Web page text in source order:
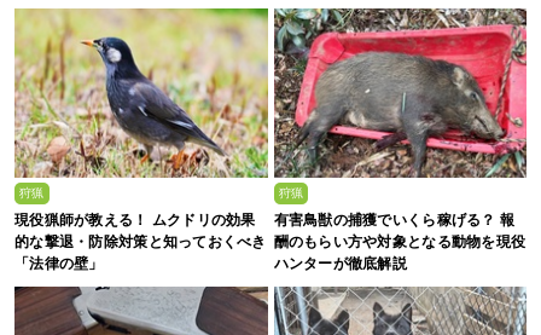
狩猟
現役猟師が教える！ ムクドリの効果
的な撃退・防除対策と知っておくべき
「法律の壁」
狩猟
有害鳥獣の捕獲でいくら稼げる？ 報
酬のもらい方や対象となる動物を現役
ハンターが徹底解説